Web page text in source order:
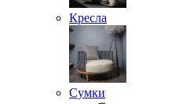
Кресла
Сумки